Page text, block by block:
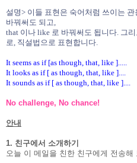
설명> 이들 표현은 숙어처럼 쓰이는 관
바꿔써도 되고,
that 이나 like 로 바꿔써도 됩니다. 그
로, 직설법으로 표현합니다.
It seems as if [as though, that, like ].....
It looks as if [ as though, that, like ]....
It sounds as if [ as though, that, like ]....
No challenge, No chance!
안내
1. 친구에서 소개하기
오늘 이 메일을 친한 친구에게 전송해